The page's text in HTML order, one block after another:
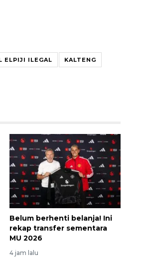
ELPIJI ILEGAL KALTENG
Belum berhenti belanja! Ini
rekap transfer sementara
MU 2026
4 jam lalu